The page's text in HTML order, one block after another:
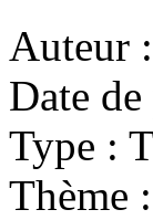
Auteur :
Date
Type :
Thème :